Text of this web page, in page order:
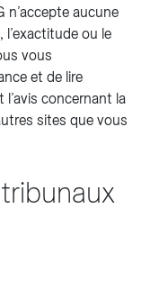
n’accepte aucune
ou le
vous
et de lire
concernant la
sites que vous